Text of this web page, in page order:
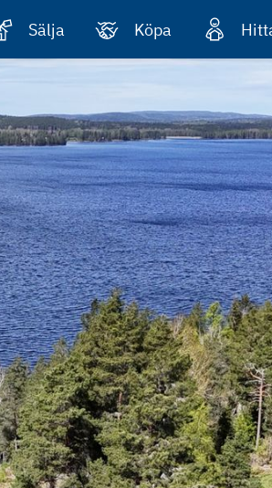
Sälja Köpa